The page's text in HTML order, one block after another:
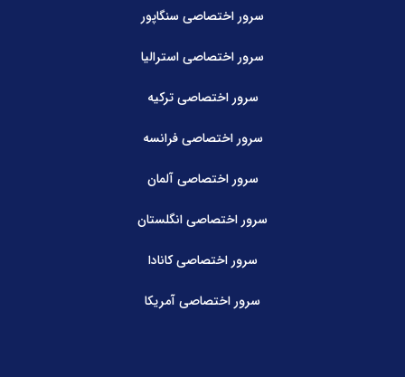
سرور اختصاصی سنگاپور
سرور اختصاصی استرالیا
سرور اختصاصی ترکیه
سرور اختصاصی فرانسه
سرور اختصاصی آلمان
سرور اختصاصی انگلستان
سرور اختصاصی کانادا
سرور اختصاصی آمریکا